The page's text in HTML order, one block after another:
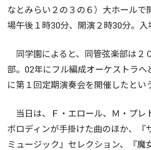
なとみらい２の３の６）大ホールで
場午後１時30分、開演２時30分。入
同学園によると、同管弦楽部は２
部。02年にフル編成オーケストラへ
に第１回定期演奏会を開催したとい
当日は、Ｆ・エロール、Ｍ・プレ
ボロディンが手掛けた曲のほか、『
ミュージック』セレクション、『魔